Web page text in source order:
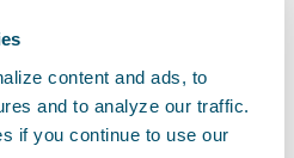
content and ads, to
and to analyze our traffic.
if you continue to use our
イベント「Guidewireイ